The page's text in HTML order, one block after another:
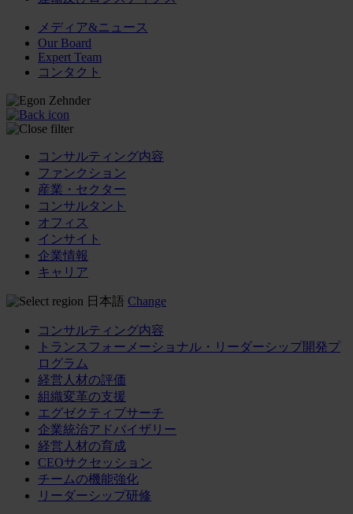
メディア&ニュース
Our Board
Expert Team
コンタクト
コンサルティング内容
ファンクション
産業・セクター
コンサルタント
オフィス
インサイト
企業情報
キャリア
日本語 Change
コンサルティング内容
トランスフォーメーショナル・リーダーシップ開発プ
ログラム
経営人材の評価
組織変革の支援
エグゼクティブサーチ
企業統治アドバイザリー
経営人材の育成
CEOサクセッション
チームの機能強化
リーダーシップ研修